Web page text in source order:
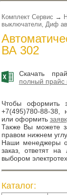
Комплект Сервис →
выключатели, Диф
ВА 302
Скачать
полный прайс
Чтобы оформить
+7(495)780-88-38,
или оформить
Также Вы можете
правом нижнем
Наши менеджеры
заказ, ответят
выбором
Каталог: